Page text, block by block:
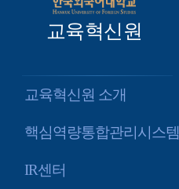
교육혁신원
교육혁신원 소개
핵심역량통합관리시스템
IR센터